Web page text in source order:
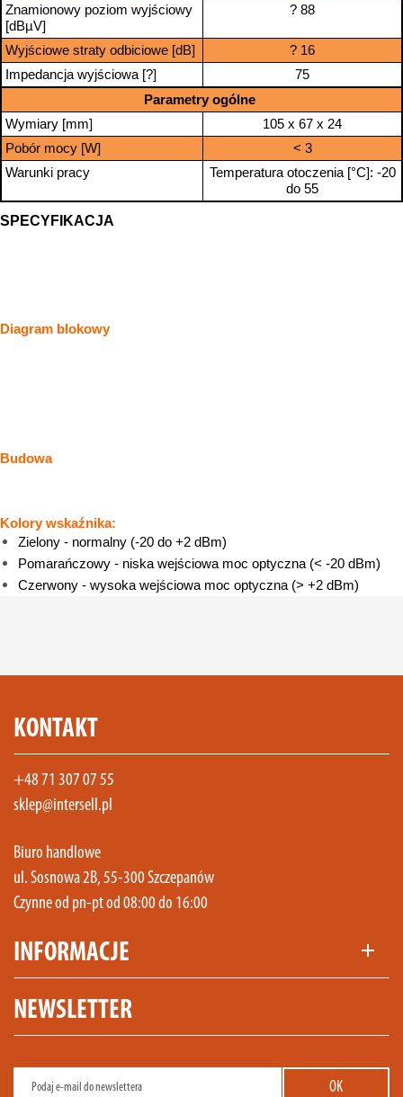
SPECYFIKACJA
Znamionowy poziom wyjściowy
[dBµV]
? 88
Wyjściowe straty odbiciowe [dB]
? 16
Impedancja wyjściowa [?]
75
Parametry ogólne
Wymiary [mm]
105 x 67 x 24
Pobór mocy [W]
< 3
Warunki pracy
Temperatura otoczenia [°C]: -20
do 55
Diagram blokowy
Budowa
Kolory wskaźnika:
Zielony - normalny (-20 do +2 dBm)
Pomarańczowy - niska wejściowa moc optyczna (< -20 dBm)
Czerwony - wysoka wejściowa moc optyczna (> +2 dBm)
KONTAKT
+48 71 307 07 55
sklep@intersell.pl
Biuro handlowe
ul. Sosnowa 2B, 55-300 Szczepanów
Czynne od pn-pt od 08:00 do 16:00
INFORMACJE add
NEWSLETTER